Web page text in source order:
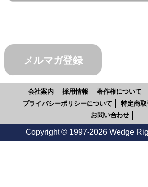
メルマガ登録
会社案内 採用情報 著作権について
プライバシーポリシーについて
特定商
お問い合わせ
Copyright © 1997-2026 Wedge